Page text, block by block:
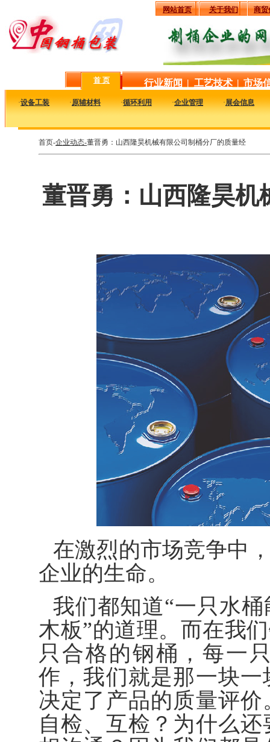
网站首页 关于我们 商贸
首 页 行业新闻 | 工艺技术 | 市场
·设备工装 ·原辅材料 ·循环利用 ·企业管理 ·展会信息
首页-企业动态-董晋勇：山西隆昊机械有限公司制桶分厂的质量经
董晋勇：山西隆昊机
在激烈的市场竞争中
企业的生命。
我们都知道“一只水
木板”的道理。而在我
只合格的钢桶，每一
作，我们就是那一块
决定了产品的质量评
自检、互检？为什么